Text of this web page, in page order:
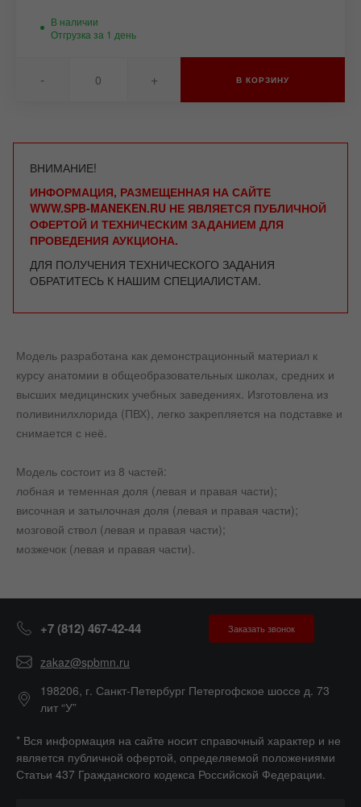
В наличии
Отгрузка за 1 день
- + В КОРЗИНУ
ВНИМАНИЕ!
ИНФОРМАЦИЯ, РАЗМЕЩЕННАЯ НА САЙТЕ
WWW.SPB-MANEKEN.RU НЕ ЯВЛЯЕТСЯ ПУБЛИЧНОЙ
ОФЕРТОЙ И ТЕХНИЧЕСКИМ ЗАДАНИЕМ ДЛЯ
ПРОВЕДЕНИЯ АУКЦИОНА.
ДЛЯ ПОЛУЧЕНИЯ ТЕХНИЧЕСКОГО ЗАДАНИЯ
ОБРАТИТЕСЬ К НАШИМ СПЕЦИАЛИСТАМ.
Модель разработана как демонстрационный материал к
курсу анатомии в общеобразовательных школах, средних и
высших медицинских учебных заведениях. Изготовлена из
поливинилхлорида (ПВХ), легко закрепляется на подставке и
снимается с неё.
Модель состоит из 8 частей:
лобная и теменная доля (левая и правая части);
височная и затылочная доля (левая и правая части);
мозговой ствол (левая и правая части);
мозжечок (левая и правая части).
+7 (812) 467-42-44 Заказать звонок
zakaz@spbmn.ru
198206, г. Санкт-Петербург Петергофское шоссе д. 73
лит “У”
* Вся информация на сайте носит справочный характер и не
является публичной офертой, определяемой положениями
Статьи 437 Гражданского кодекса Российской Федерации.